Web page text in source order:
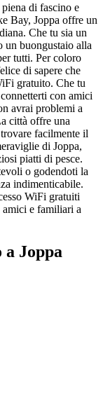
di fascino e
Bay, Joppa offre un
Che tu sia un
un buongustaio alla
tutti. Per coloro
di sapere che
gratuito. Che tu
con amici
avrai problemi a
città offre una
facilmente il
di Joppa,
piatti di pesce.
o godendoti la
indimenticabile.
WiFi gratuiti
e familiari a
Joppa